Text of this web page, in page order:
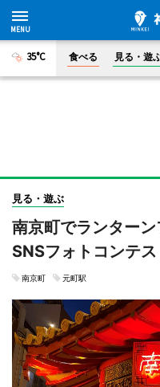
35°C 食べる 見る・遊
見る・遊ぶ
南京町でランター
SNSフォトコンテス
南京町 元町駅